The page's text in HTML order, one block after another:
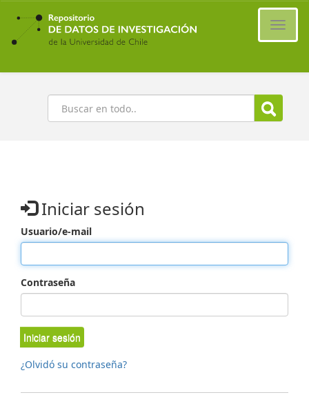
Ir
contenido
principal
Buscar
Iniciar sesión
Usuario/e-mail
Contraseña
Iniciar sesión
¿Olvidó su contraseña?